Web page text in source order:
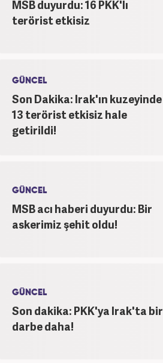
MSB duyurdu: 16 PKK'lı
terörist etkisiz
GÜNCEL
Son Dakika: Irak'ın kuzeyinde
13 terörist etkisiz hale
getirildi!
GÜNCEL
MSB acı haberi duyurdu: Bir
askerimiz şehit oldu!
GÜNCEL
Son dakika: PKK'ya Irak'ta bir
darbe daha!